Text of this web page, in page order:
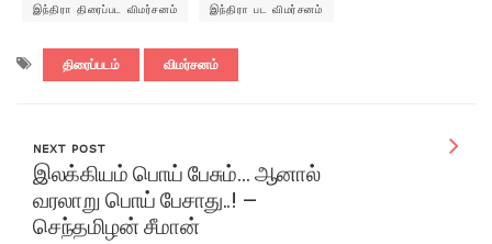
இந்திரா திரைப்பட விமர்சனம் இந்திரா பட விமர்சனம்
திரைப்படம் விமர்சனம்
NEXT POST
இலக்கியம் பொய் பேசும்… ஆனால்
வரலாறு பொய் பேசாது..! –
செந்தமிழன் சீமான்